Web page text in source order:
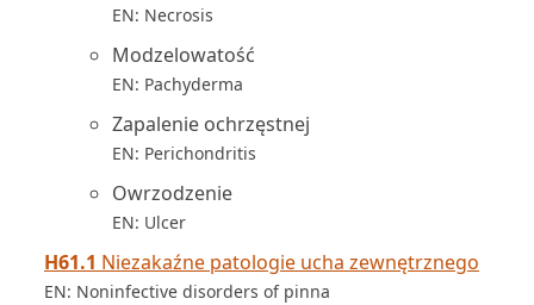
EN: Necrosis
Modzelowatość
EN: Pachyderma
Zapalenie ochrzęstnej
EN: Perichondritis
Owrzodzenie
EN: Ulcer
H61.1 Niezakaźne patologie ucha zewnętrznego
EN: Noninfective disorders of pinna